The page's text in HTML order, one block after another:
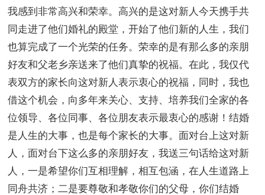
我感到非常高兴和荣幸。高兴的是这对新人今天携手共
同走进了他们婚礼的殿堂，开始了他们新的人生，我们
也算完成了一个光荣的任务。荣幸的是有那么多的亲朋
好友和父老乡亲送来了他们真挚的祝福。在此，我仅代
表双方的家长向这对新人表示衷心的祝福，同时，我也
借这个机会，向多年来关心、支持、培养我们全家的各
位领导、各位同事、各位朋友表示最衷心的感谢！结婚
是人生的大事，也是每个家长的大事。面对台上这对新
人，面对台下这么多的亲朋好友，我送三句话给这对新
人，一是希望你们互相理解，相互包涵，在人生道路上
同舟共济；二是要尊敬和孝敬你们的父母，你们结婚